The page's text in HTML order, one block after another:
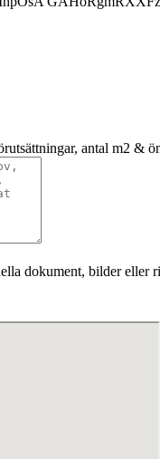
antal m2 &
dokument, bilder eller